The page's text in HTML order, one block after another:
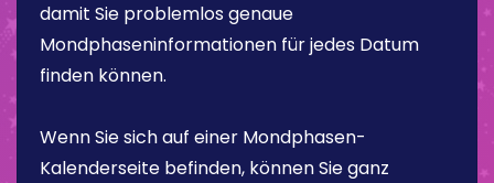
damit Sie problemlos genaue
Mondphaseninformationen für jedes Datum
finden können.
Wenn Sie sich auf einer Mondphasen-
Kalenderseite befinden, können Sie ganz